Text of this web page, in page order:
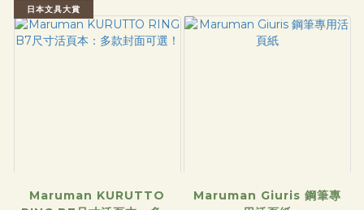
日本文具大賞
Maruman KURUTTO
Maruman Giuris 鋼筆專